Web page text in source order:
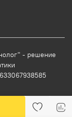
- решение